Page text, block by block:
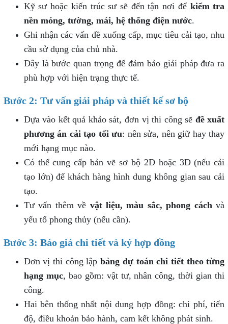
Kỹ sư hoặc kiến trúc sư sẽ đến tận nơi để kiểm tra
nền móng, tường, mái, hệ thống điện nước.
Ghi nhận các vấn đề xuống cấp, mục tiêu cải tạo, nhu
cầu sử dụng của chủ nhà.
Đây là bước quan trọng để đảm bảo giải pháp đưa ra
phù hợp với hiện trạng thực tế.
Bước 2: Tư vấn giải pháp và thiết kế sơ bộ
Dựa vào kết quả khảo sát, đơn vị thi công sẽ đề xuất
phương án cải tạo tối ưu: nên sửa, nên giữ hay thay
mới hạng mục nào.
Có thể cung cấp bản vẽ sơ bộ 2D hoặc 3D (nếu cải
tạo lớn) để khách hàng hình dung không gian sau cải
tạo.
Tư vấn thêm về vật liệu, màu sắc, phong cách và
yếu tố phong thủy (nếu cần).
Bước 3: Báo giá chi tiết và ký hợp đồng
Đơn vị thi công lậpbảng dự toán chi tiết theo từng
hạng mục, bao gồm: vật tư, nhân công, thời gian thi
công.
Hai bên thống nhất nội dung hợp đồng: chi phí, tiến
độ, điều khoản bảo hành, cam kết không phát sinh.